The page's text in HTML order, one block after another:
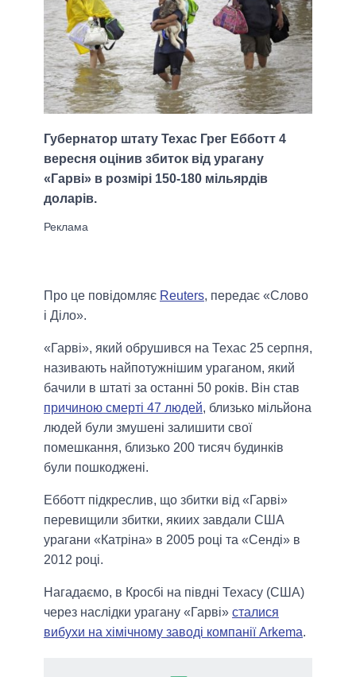
Губернатор штату Техас Грег Ебботт 4
вересня оцінив збиток від урагану
«Гарві» в розмірі 150-180 мільярдів
доларів.
Про це повідомляє Reuters, передає «Слово
і Діло».
«Гарві», який обрушився на Техас 25 серпня,
називають найпотужнішим ураганом, який
бачили в штаті за останні 50 років. Він став
причиною смерті 47 людей, близько мільйона
людей були змушені залишити свої
помешкання, близько 200 тисяч будинків
були пошкоджені.
Ебботт підкреслив, що збитки від «Гарві»
перевищили збитки, якиих завдали США
урагани «Катріна» в 2005 році та «Сенді» в
2012 році.
Нагадаємо, в Кросбі на півдні Техасу (США)
через наслідки урагану «Гарві» сталися
вибухи на хімічному заводі компанії Arkema.